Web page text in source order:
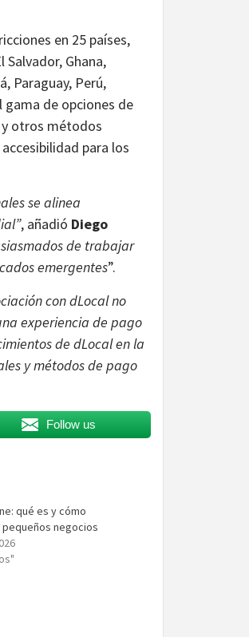
en 25 países,
Ghana,
Paraguay, Perú,
gama de opciones de
y otros métodos
para los
se alinea
, añadió Diego
de trabajar
emergentes”.
con dLocal no
experiencia de pago
de dLocal en la
y métodos de pago
Follow us
qué es y cómo
negocios